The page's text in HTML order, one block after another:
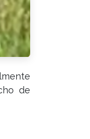
de